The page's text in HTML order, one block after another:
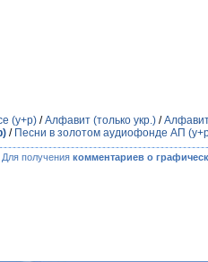
(у+р) /Алфавит (только укр.) /
/ Песни в золотом аудиофонде АП
Для получения комментариев о